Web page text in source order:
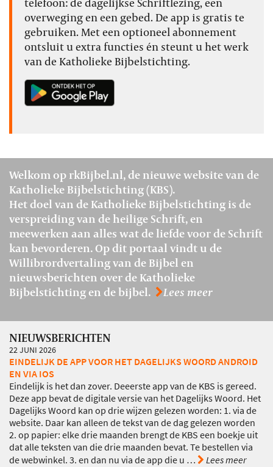
overweging en een gebed. De app is gratis te
gebruiken. Met een optioneel abonnement
ontsluit u extra functies én steunt u het werk
van de Katholieke Bijbelstichting.
Welkom op rkBijbel.nl, de nieuwe website van de
Katholieke Bijbelstichting (KBS).
Het doel van de Katholieke Bijbelstichting is de
verspreiding van de heilige Schrift, en
meewerken aan alles wat de liefde voor de Schrift
kan bevorderen. Op dit portaal vindt u de
Willibrordvertaling van de Bijbel en
nieuwsberichten over de Katholieke
Bijbelstichting en de bijbel.
Lees meer
NIEUWSBERICHTEN
22 JUNI 2026
EINDELIJK DE APP VOOR HET DAGELIJKS WOORD ANDROID
EN VIA IOS
Eindelijk is het dan zover. Deeerste app van de KBS is gereed.
Deze app bevat de digitale versie van het Dagelijks Woord. Het
Dagelijks Woord kan op drie wijzen gelezen worden: 1. via de
website. Daar kan alleen de tekst van de dag gelezen worden
2. op papier: elke drie maanden brengt de KBS een boekje uit
dat alle teksten van die drie maanden bevat. Te bestellen via
de webwinkel. 3. en dan nu via de app die u … Lees meer